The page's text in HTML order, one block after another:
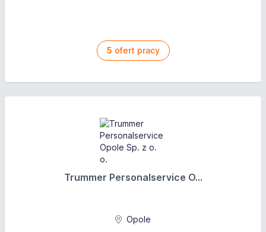
5 ofert pracy
Trummer Personalservice O...
Opole